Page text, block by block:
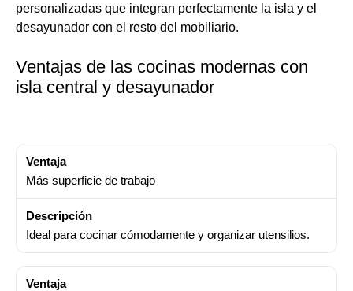
personalizadas que integran perfectamente la isla y el
desayunador con el resto del mobiliario.
Ventajas de las cocinas modernas con
isla central y desayunador
Más superficie de trabajo
Ideal para cocinar cómodamente y organizar utensilios.